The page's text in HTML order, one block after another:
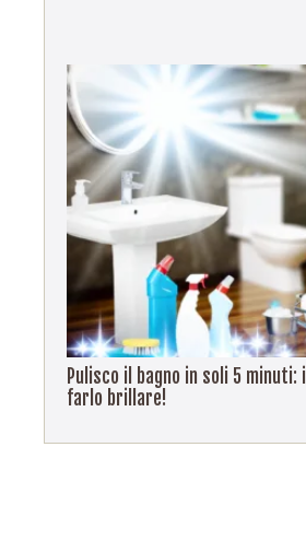
Pulisco il bagno in soli 5
farlo brillare!